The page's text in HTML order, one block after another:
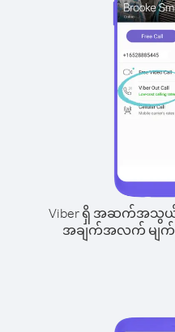
Viber ရှိ အဆက်အသွယ်
အချက်အလက် မျက်နှာ